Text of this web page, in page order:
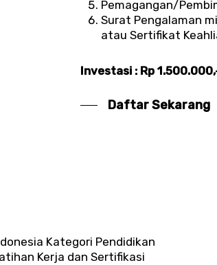
Pemagangan/
Surat Pengalaman
atau Sertifikat
Investasi : Rp
Daftar Sekarang
Kategori Pendidikan
Kerja dan Sertifikasi